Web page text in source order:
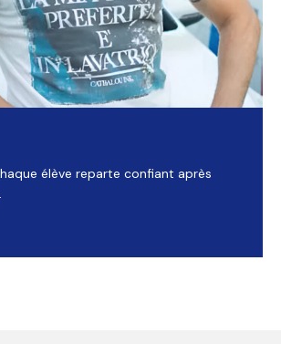
élève reparte confiant après